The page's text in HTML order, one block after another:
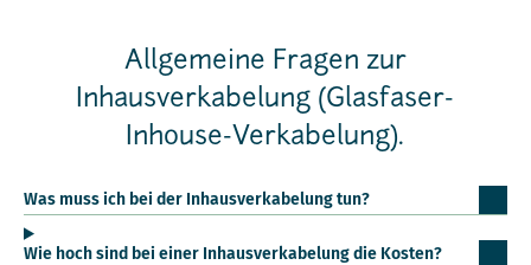
Allgemeine Fragen zur
Inhausverkabelung (Glasfaser-
Inhouse-Verkabelung).
Was muss ich bei der Inhausverkabelung tun?
Wie hoch sind bei einer Inhausverkabelung die Kosten?